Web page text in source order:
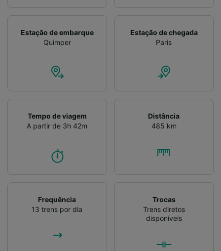
Estação de embarque
Quimper
Estação de chegada
Paris
Tempo de viagem
A partir de 3h 42m
Distância
485 km
Frequência
13 trens por dia
Trocas
Trens diretos
disponíveis
Verificar ativamente as características do
dispositivo para identificação. Armazenar e/ou
Publicidade e conteúdo personalizados,
medição de publicidade e conteúdo, pesquisa
Lista de parceiros (fornecedores)